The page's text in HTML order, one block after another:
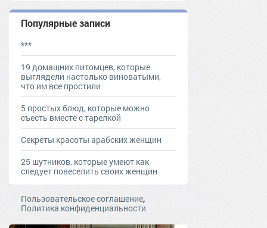
Популярные записи
***
19 домашних питомцев, которые
выглядели настолько виноватыми,
что им все простили
5 простых блюд, которые можно
съесть вместе с тарелкой
Секреты красоты арабских женщин
25 шутников, которые умеют как
следует повеселить своих женщин
Пользовательское соглашение,
Политика конфиденциальности